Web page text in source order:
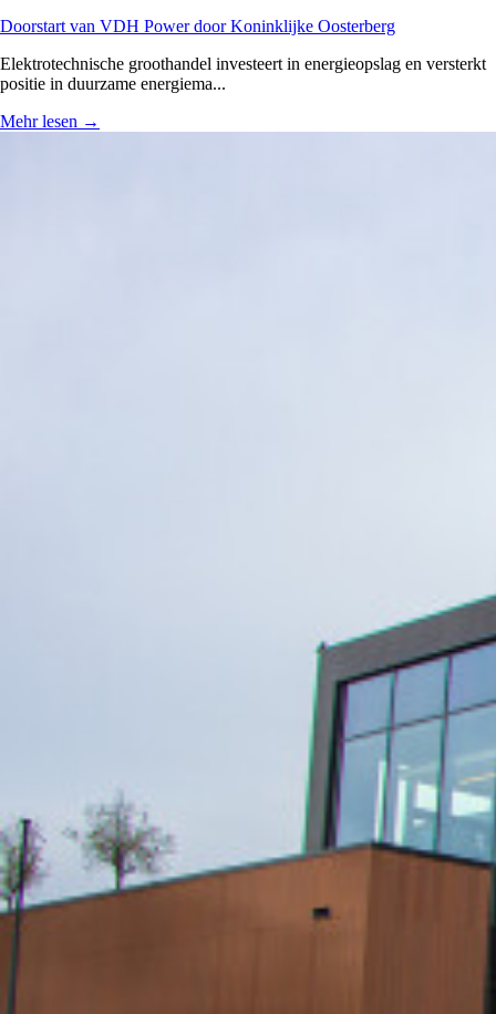
Doorstart van VDH Power door Koninklijke Oosterberg
Elektrotechnische groothandel investeert in energieopslag en versterkt
positie in duurzame energiema...
Mehr lesen →